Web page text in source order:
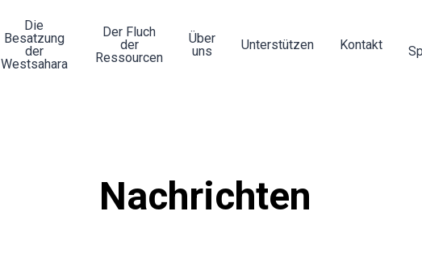
Die
Besatzung
der
Westsahara
Der Fluch
der
Ressourcen
Über
uns
Unterstützen Kontakt
Nachrichten